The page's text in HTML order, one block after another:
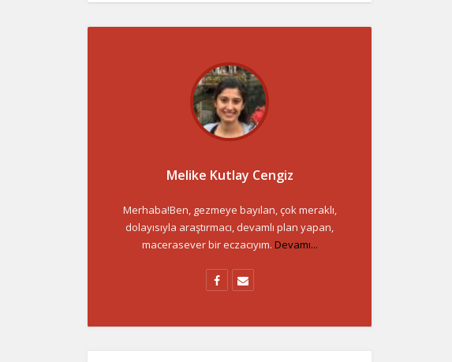
Melike Kutlay Cengiz
Merhaba!Ben, gezmeye bayılan, çok meraklı,
dolayısıyla araştırmacı, devamlı plan yapan,
macerasever bir eczacıyım. Devamı...